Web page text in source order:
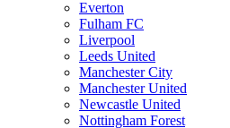
Everton
Fulham FC
Liverpool
Leeds United
Manchester City
Manchester United
Newcastle United
Nottingham Forest